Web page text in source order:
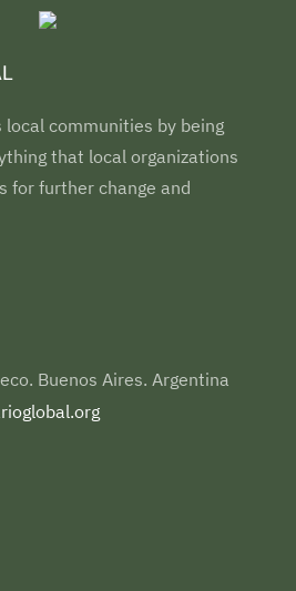
communities by being
that local organizations
for further change and
Buenos Aires. Argentina